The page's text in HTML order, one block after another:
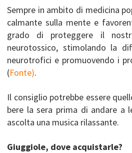
Sempre in ambito di medicina
calmante sulla mente e
grado di proteggere il
neurotossico, stimolando la
neurotrofici e promuovendo i
(Fonte).
Il consiglio potrebbe essere
bere la sera prima di andare
ascolta una musica rilassante.
Giuggiole, dove acquistarle?